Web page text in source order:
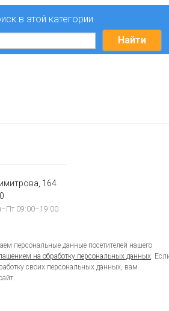
в этой категории
164
09:00–19:00
персональные данные посетителей нашего
на обработку персональных данных.
своих персональных данных, вам